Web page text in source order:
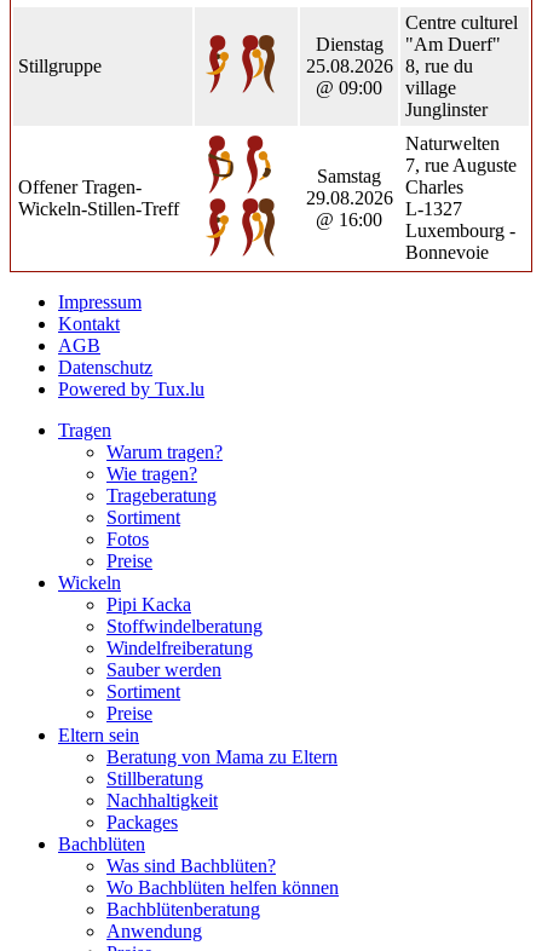
Stillgruppe
Dienstag
25.08.2026
@ 09:00
Centre culturel
"Am Duerf"
8, rue du
village
Junglinster
Offener Tragen-
Wickeln-Stillen-Treff
Samstag
29.08.2026
@ 16:00
Naturwelten
7, rue Auguste
Charles
L-1327
Luxembourg -
Bonnevoie
Impressum
Kontakt
AGB
Datenschutz
Powered by Tux.lu
Tragen
Warum tragen?
Wie tragen?
Trageberatung
Sortiment
Fotos
Preise
Wickeln
Pipi Kacka
Stoffwindelberatung
Windelfreiberatung
Sauber werden
Sortiment
Preise
Eltern sein
Beratung von Mama zu Eltern
Stillberatung
Nachhaltigkeit
Packages
Bachblüten
Was sind Bachblüten?
Wo Bachblüten helfen können
Bachblütenberatung
Anwendung